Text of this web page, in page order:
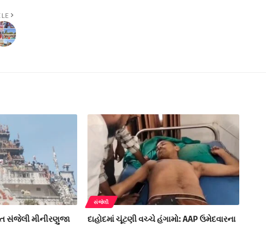
સંજેલી મીનીરણુજા
સંજેલી
દાહોદમાં ચૂંટણી વચ્ચે હંગામો: AAP ઉમેદવારના